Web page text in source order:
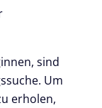
sind
Um
erholen,